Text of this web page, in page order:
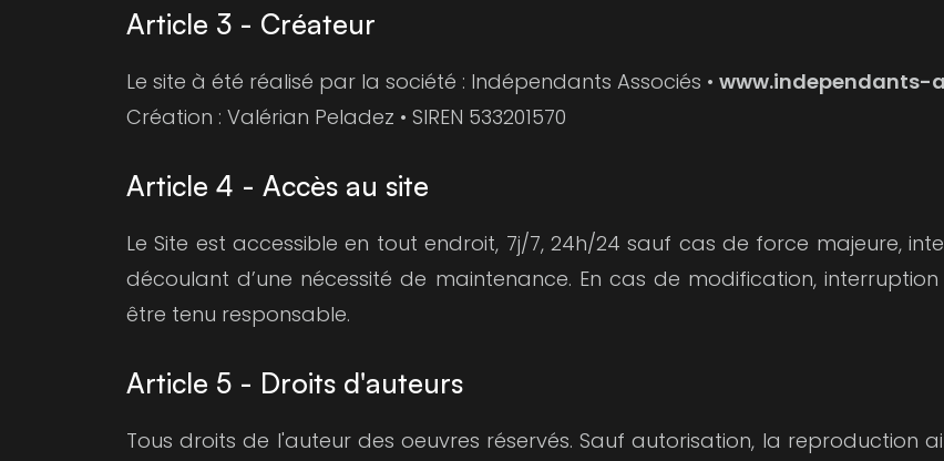
Article 3 - Créateur
Le site à été réalisé par la société : Indépendants Associés • www.independants-
Création : Valérian Peladez • SIREN 533201570
Article 4 - Accès au site
Le Site est accessible en tout endroit, 7j/7, 24h/24 sauf cas de force majeure,
découlant d’une nécessité de maintenance. En cas de modification,
être tenu responsable.
Article 5 - Droits d'auteurs
Tous droits de l'auteur des oeuvres réservés. Sauf autorisation, la reproduction